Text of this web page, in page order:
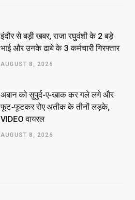
इंदौर से बड़ी खबर, राजा रघुवंशी के 2 बड़े
भाई और उनके ढाबे के 3 कर्मचारी गिरफ्तार
AUGUST 8, 2026
अबान को सुपुर्द-ए-खाक कर गले लगे और
फूट-फूटकर रोए अतीक के तीनों लड़के,
VIDEO वायरल
AUGUST 8, 2026